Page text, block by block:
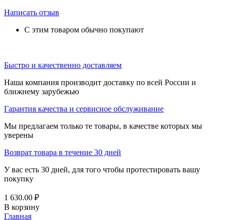
Написать отзыв
С этим товаром обычно покупают
Быстро и качественно доставляем
Наша компания производит доставку по всей России и
ближнему зарубежью
Гарантия качества и сервисное обслуживание
Мы предлагаем только те товары, в качестве которых мы
уверены
Возврат товара в течение 30 дней
У вас есть 30 дней, для того чтобы протестировать вашу
покупку
1 630.00 ₽
В корзину
Главная